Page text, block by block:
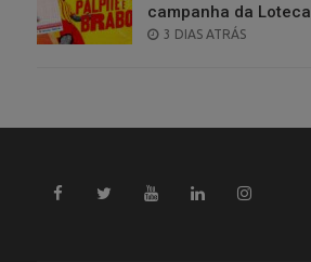
campanha da Loteca
POSTED
3 DIAS ATRÁS